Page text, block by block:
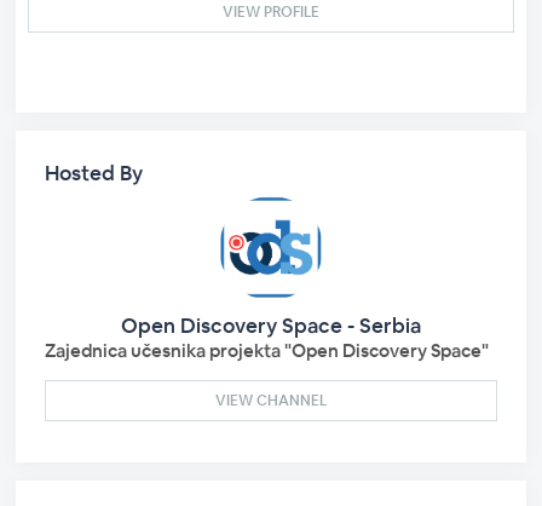
VIEW PROFILE
Hosted By
Open Discovery Space - Serbia
Zajednica učesnika projekta "Open Discovery Space"
VIEW CHANNEL